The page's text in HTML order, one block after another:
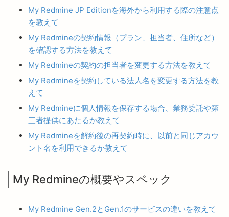
My Redmine JP Editionを海外から利用する際の注意点
を教えて
My Redmineの契約情報（プラン、担当者、住所など）
を確認する方法を教えて
My Redmineの契約の担当者を変更する方法を教えて
My Redmineを契約している法人名を変更する方法を教
えて
My Redmineに個人情報を保存する場合、業務委託や第
三者提供にあたるか教えて
My Redmineを解約後の再契約時に、以前と同じアカウ
ント名を利用できるか教えて
My Redmineの概要やスペック
My Redmine Gen.2とGen.1のサービスの違いを教えて